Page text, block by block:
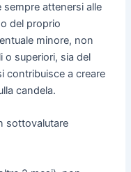
sempre attenersi alle
del proprio
minore, non
o superiori, sia del
contribuisce a creare
candela.
sottovalutare